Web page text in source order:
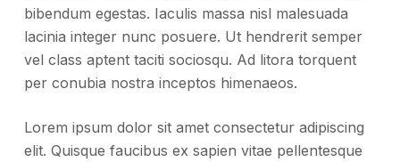
bibendum egestas. Iaculis massa nisl malesuada
lacinia integer nunc posuere. Ut hendrerit semper
vel class aptent taciti sociosqu. Ad litora torquent
per conubia nostra inceptos himenaeos.
Lorem ipsum dolor sit amet consectetur adipiscing
elit. Quisque faucibus ex sapien vitae pellentesque